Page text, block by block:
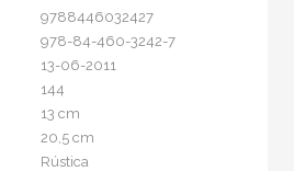
9788446032427
978-84-460-3242-7
13-06-2011
144
13 cm
20,5 cm
Rústica